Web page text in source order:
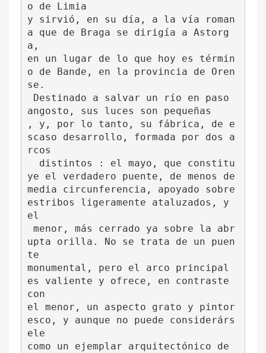
o de Limia
y sirvió, en su día, a la vía roman
a que de Braga se dirigía a Astorg
a,
en un lugar de lo que hoy es términ
o de Bande, en la provincia de Oren
se.
angosto, sus luces son pequeñas
, y, por lo tanto, su fábrica, de e
scaso desarrollo, formada por dos a
rcos
media circunferencia, apoyado sobre
estribos ligeramente ataluzados, y
el
upta orilla. No se trata de un puen
te
monumental, pero el arco principal
es valiente y ofrece, en contraste
con
el menor, un aspecto grato y pintor
esco, y aunque no puede considerárs
ele
como un ejemplar arquitectónico de